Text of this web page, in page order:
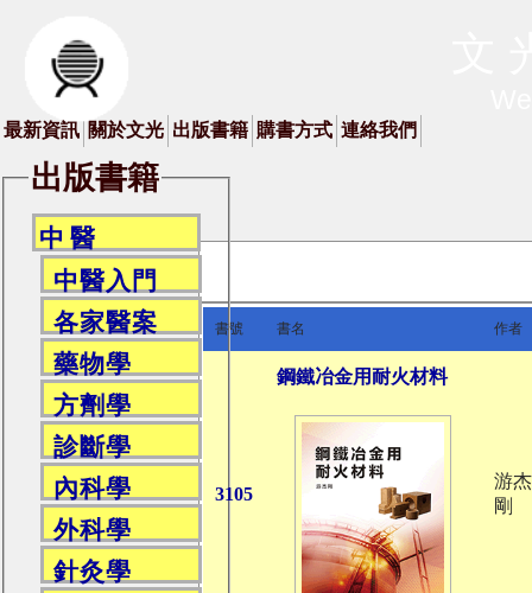
最新資訊 關於文光 出版書籍 購書方式 連絡我們
出版書籍
中 醫
中醫入門
各家醫案
藥物學
方劑學
診斷學
內科學
外科學
針灸學
書號 書名 作者
3105
鋼鐵冶金用耐火材料
游杰
剛